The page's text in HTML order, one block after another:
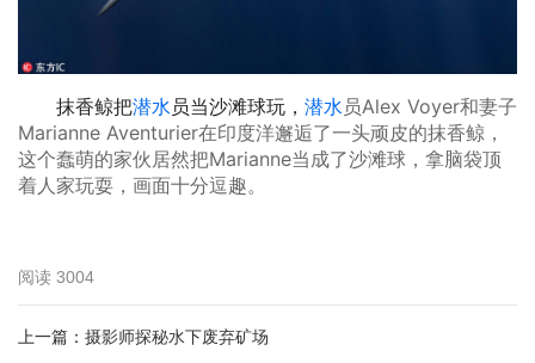
抹香鲸把潜水 员当沙滩球玩， 潜水 员Alex Voyer和妻子
Marianne Aventurier在印度洋邂逅了一头顽皮的抹香鲸，
这个蠢萌的家伙居然把Marianne当成了沙滩球，拿脑袋顶
着人家玩耍，画面十分逗趣。
阅读 3004
上一篇： 摄影师探秘水下废弃矿场